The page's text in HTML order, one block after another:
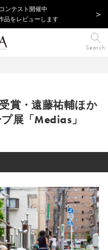
ンテスト開催中
品をレビューします
Search
賞・遠藤祐輔ほか
展「Medias」